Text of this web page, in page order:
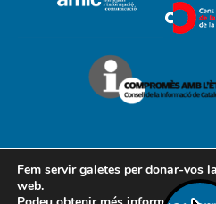
Fem servir galetes per donar-vos
web.